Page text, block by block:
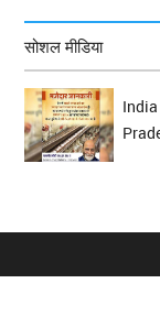
सोशल मीडिया
India